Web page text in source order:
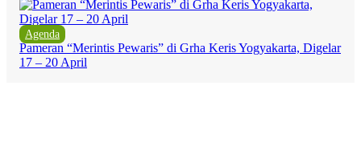
Agenda
Pameran “Merintis Pewaris” di Grha Keris Yogyakarta, Digelar
17 – 20 April